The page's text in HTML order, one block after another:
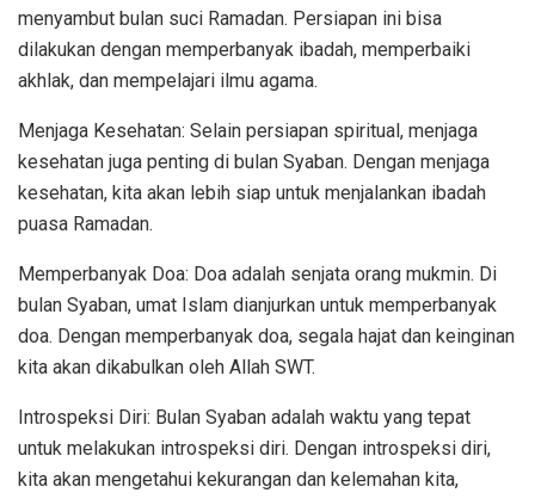
menyambut bulan suci Ramadan. Persiapan ini bisa
dilakukan dengan memperbanyak ibadah, memperbaiki
akhlak, dan mempelajari ilmu agama.
Menjaga Kesehatan: Selain persiapan spiritual, menjaga
kesehatan juga penting di bulan Syaban. Dengan menjaga
kesehatan, kita akan lebih siap untuk menjalankan ibadah
puasa Ramadan.
Memperbanyak Doa: Doa adalah senjata orang mukmin. Di
bulan Syaban, umat Islam dianjurkan untuk memperbanyak
doa. Dengan memperbanyak doa, segala hajat dan keinginan
kita akan dikabulkan oleh Allah SWT.
Introspeksi Diri: Bulan Syaban adalah waktu yang tepat
untuk melakukan introspeksi diri. Dengan introspeksi diri,
kita akan mengetahui kekurangan dan kelemahan kita,